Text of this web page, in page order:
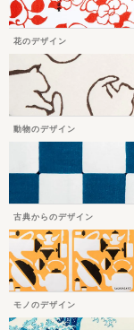
花のデザイン
動物のデザイン
古典からのデザイン
モノのデザイン